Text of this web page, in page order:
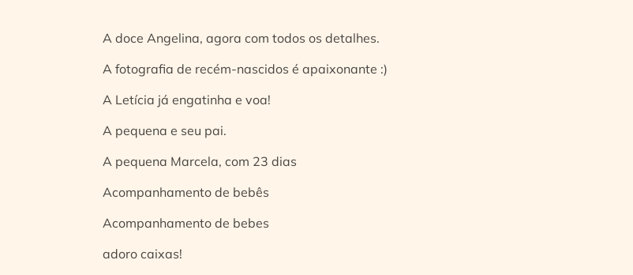
A doce Angelina, agora com todos os detalhes.
A fotografia de recém-nascidos é apaixonante :)
A Letícia já engatinha e voa!
A pequena e seu pai.
A pequena Marcela, com 23 dias
Acompanhamento de bebês
Acompanhamento de bebes
adoro caixas!